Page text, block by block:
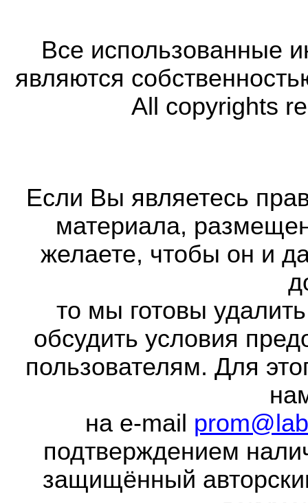
Все использованные
являются
All copyrights
Если Вы являетесь
материала,
желаете, чтобы он и
то мы готовы
обсудить условия
пользователям. Для
на e-mail
подтверждением
защищённый